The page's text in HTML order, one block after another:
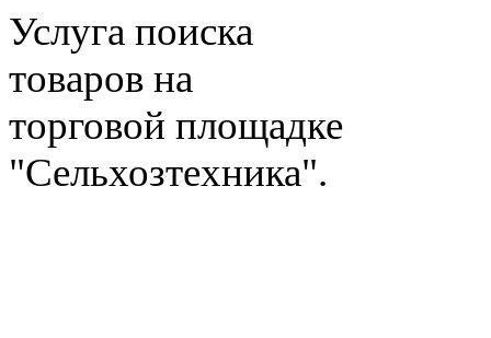
Услуга поиска
товаров на
торговой площадке
"Сельхозтехника".